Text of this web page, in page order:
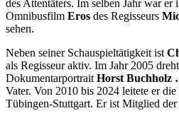
des Attentäters. Im selben Jahr war er
Omnibusfilm Eros des Regisseurs
sehen.
Neben seiner Schauspieltätigkeit ist
als Regisseur aktiv. Im Jahr 2005
Dokumentarportrait Horst Buchholz
Vater. Von 2010 bis 2024 leitete er
Tübingen-Stuttgart. Er ist Mitglied